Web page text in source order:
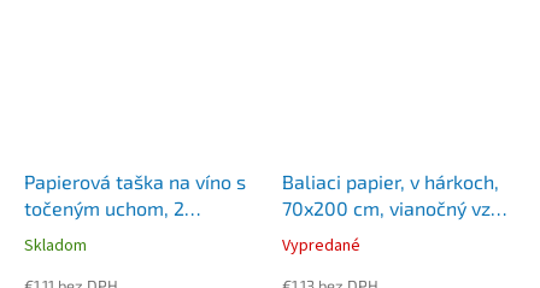
Papierová taška na víno s
točeným uchom, 2
priehradka, prírodná
Skladom
Baliaci papier, v hárkoch,
70x200 cm, vianočný vzor
1, VICTORIA PAPER
Vypredané